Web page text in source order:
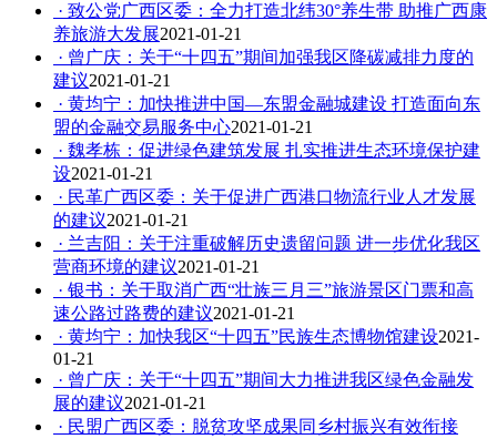
· 致公党广西区委：全力打造北纬30°养生带 助推广西康
养旅游大发展2021-01-21
· 曾广庆：关于“十四五”期间加强我区降碳减排力度的
建议2021-01-21
· 黄均宁：加快推进中国—东盟金融城建设 打造面向东
盟的金融交易服务中心2021-01-21
· 魏孝栋：促进绿色建筑发展 扎实推进生态环境保护建
设2021-01-21
· 民革广西区委：关于促进广西港口物流行业人才发展
的建议2021-01-21
· 兰吉阳：关于注重破解历史遗留问题 进一步优化我区
营商环境的建议2021-01-21
· 银书：关于取消广西“壮族三月三”旅游景区门票和高
速公路过路费的建议2021-01-21
· 黄均宁：加快我区“十四五”民族生态博物馆建设2021-
01-21
· 曾广庆：关于“十四五”期间大力推进我区绿色金融发
展的建议2021-01-21
· 民盟广西区委：脱贫攻坚成果同乡村振兴有效衔接